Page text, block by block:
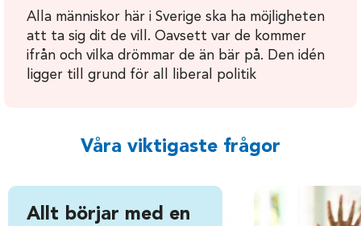
Alla människor här i Sverige ska ha möjligheten
att ta sig dit de vill. Oavsett var de kommer
ifrån och vilka drömmar de än bär på. Den idén
ligger till grund för all liberal politik
Våra viktigaste frågor
Allt börjar med en